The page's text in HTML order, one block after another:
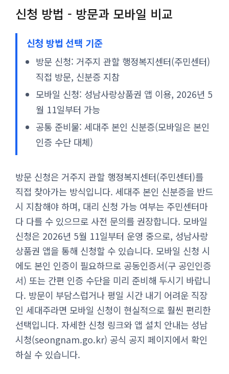
신청 방법 - 방문과 모바일 비교
신청 방법 선택 기준
방문 신청: 거주지 관할 행정복지센터(주민센터)
직접 방문, 신분증 지참
모바일 신청: 성남사랑상품권 앱 이용, 2026년 5
월 11일부터 가능
공통 준비물: 세대주 본인 신분증(모바일은 본인
인증 수단 대체)
방문 신청은 거주지 관할 행정복지센터(주민센터)를
직접 찾아가는 방식입니다. 세대주 본인 신분증을 반드
시 지참해야 하며, 대리 신청 가능 여부는 주민센터마
다 다를 수 있으므로 사전 문의를 권장합니다. 모바일
신청은 2026년 5월 11일부터 운영 중으로, 성남사랑
상품권 앱을 통해 신청할 수 있습니다. 모바일 신청 시
에도 본인 인증이 필요하므로 공동인증서(구 공인인증
서) 또는 간편 인증 수단을 미리 준비해 두시기 바랍니
다. 방문이 부담스럽거나 평일 시간 내기 어려운 직장
인 세대주라면 모바일 신청이 현실적으로 훨씬 편리한
선택입니다. 자세한 신청 링크와 앱 설치 안내는 성남
시청(seongnam.go.kr) 공식 공지 페이지에서 확인
하실 수 있습니다.